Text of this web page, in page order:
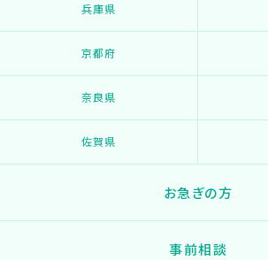
兵庫県
京都府
奈良県
佐賀県
お急ぎの方
事前相談